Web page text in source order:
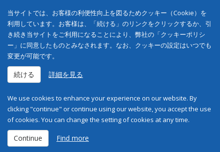
当サイトでは、お客様の利便性向上を図るためクッキー（Cookie）を
利用しています。お客様は、「続ける」のリンクをクリックするか、引
き続き当サイトをご利用になることにより、弊社の「クッキーポリシ
ー」に同意したものとみなされます。なお、クッキーの設定はいつでも
変更が可能です。
続ける 詳細を見る
We use cookies to enhance your experience on our website. By
clicking "continue" or continue using our website, you accept the use
of cookies. You can change the setting of cookies at any time.
Continue Find more